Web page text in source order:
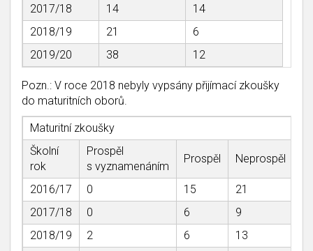
2017/18
14
14
2018/19
21
6
2019/20
38 12
Pozn.: V roce 2018 nebyly vypsány přijímací zkoušky
do maturitních oborů.
Maturitní zkoušky
Školní
rok
Prospěl
s vyznamenáním
Prospěl Neprospěl
2016/17 0 15 21
2017/18
0 6 9
2018/19
2 6 13